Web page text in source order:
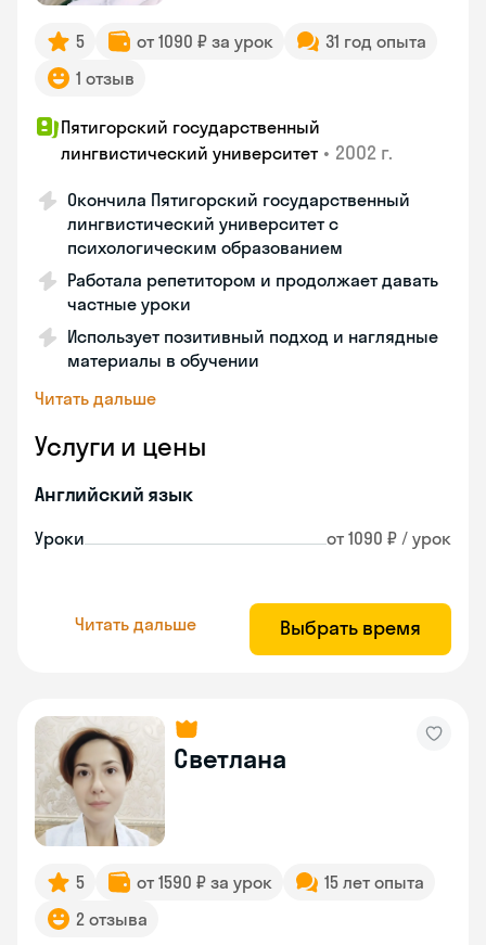
5 от 1090 ₽ за урок
31 год опыта
1 отзыв
Пятигорский государственный
лингвистический университет • 2002 г.
Окончила Пятигорский государственный
лингвистический университет с
психологическим образованием
Работала репетитором и продолжает давать
частные уроки
Использует позитивный подход и наглядные
материалы в обучении
Читать дальше
Услуги и цены
Английский язык
Уроки от 1090 ₽ / урок
Читать дальше Выбрать время
Светлана
5 от 1590 ₽ за урок
15 лет опыта
2 отзыва